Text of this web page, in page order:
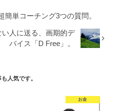
簡単コーチング3つの質問。
人に送る、画期的デ
バイス「D Free」。
人気です。
お金